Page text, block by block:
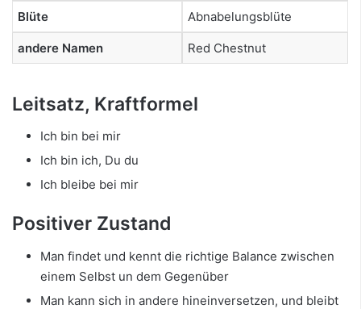
Blüte Abnabelungsblüte
andere Namen Red Chestnut
Leitsatz, Kraftformel
Ich bin bei mir
Ich bin ich, Du du
Ich bleibe bei mir
Positiver Zustand
Man findet und kennt die richtige Balance zwischen
einem Selbst un dem Gegenüber
Man kann sich in andere hineinversetzen, und bleibt